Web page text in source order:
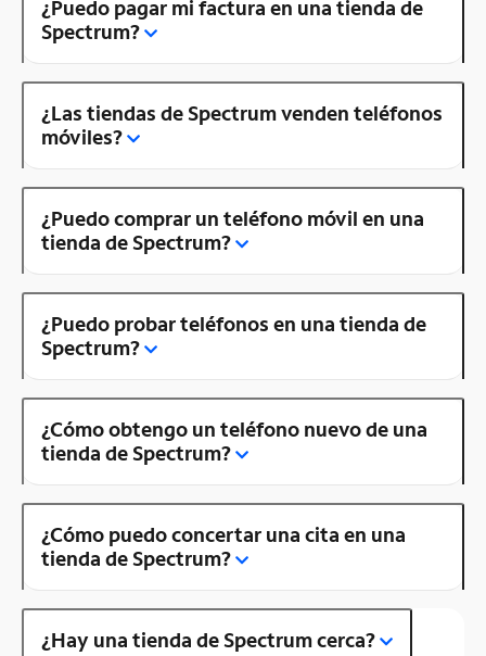
¿Puedo pagar mi factura en una tienda de
Spectrum?
¿Las tiendas de Spectrum venden teléfonos
móviles?
¿Puedo comprar un teléfono móvil en una
tienda de Spectrum?
¿Puedo probar teléfonos en una tienda de
Spectrum?
¿Cómo obtengo un teléfono nuevo de una
tienda de Spectrum?
¿Cómo puedo concertar una cita en una
tienda de Spectrum?
¿Hay una tienda de Spectrum cerca?